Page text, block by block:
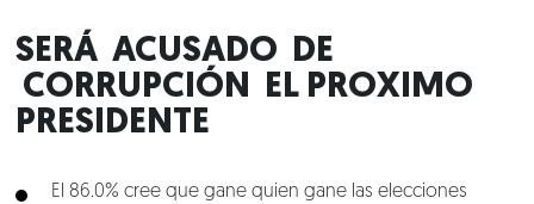
SERÁ ACUSADO DE
CORRUPCIÓN EL PROXIMO
PRESIDENTE
El 86.0% cree que gane quien gane las elecciones